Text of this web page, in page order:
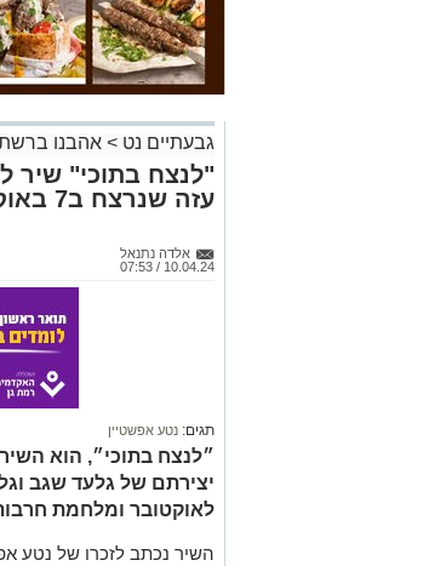
גבעתיים נט > אהבנו
"לנצח בתוכי" שיר
עזה שנרצח ב7 באוקטובר
אלדה נתנאל
10.04.24 / 07:53
תגים: נטע אפשטיין
״לנצח בתוכי״, הוא
יצירתם של גלעד שגב
לאוקטובר ומלחמת